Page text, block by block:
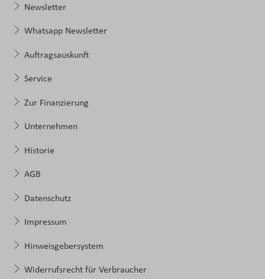
Newsletter
Whatsapp Newsletter
Auftragsauskunft
Service
Zur Finanzierung
Unternehmen
Historie
AGB
Datenschutz
Impressum
Hinweisgebersystem
Widerrufsrecht für Verbraucher